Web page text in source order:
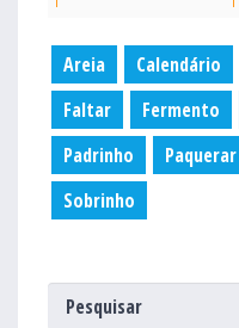
Areia Calendário
Faltar
Fermento
Padrinho
Paquerar
Sobrinho